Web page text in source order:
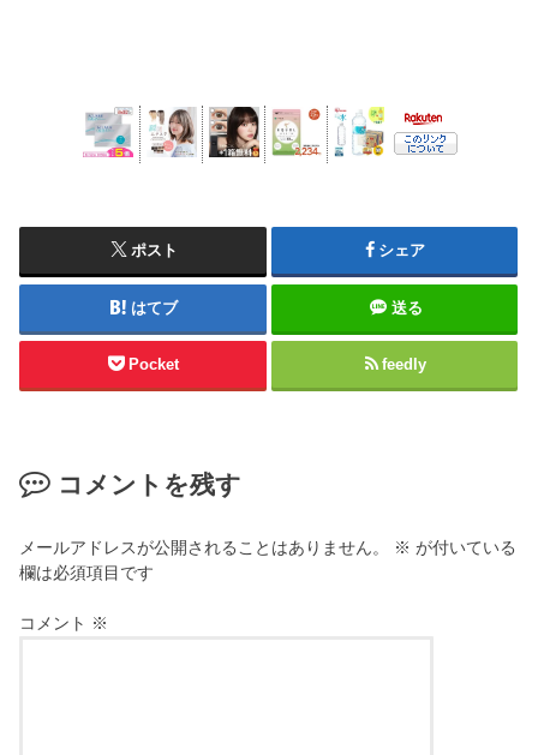
ポスト シェア
はてブ 送る
Pocket feedly
コメントを残す
メールアドレスが公開されることはありません。 ※ が付いている
欄は必須項目です
コメント ※